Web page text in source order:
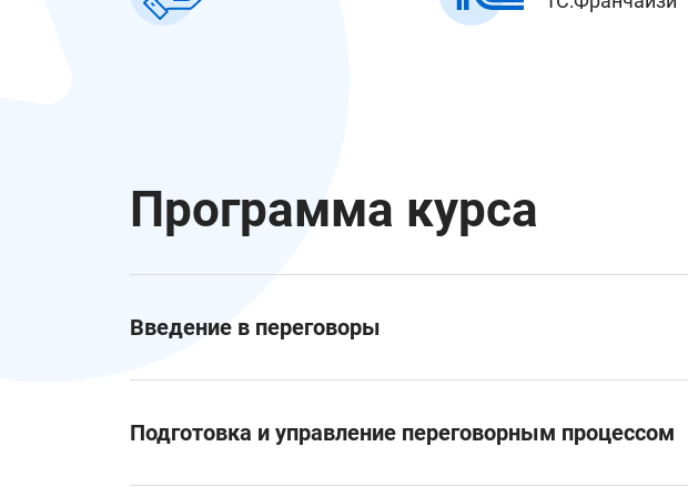
Программа курса
Введение в переговоры
Знакомство с участниками, формулирование личных целей на курс
Подготовка и управление переговорным процессом